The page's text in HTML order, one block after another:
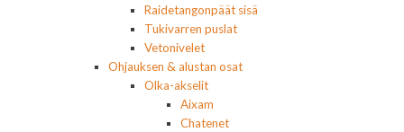
Raidetangonpäät sisä
Tukivarren puslat
Vetonivelet
Ohjauksen & alustan osat
Olka-akselit
Aixam
Chatenet